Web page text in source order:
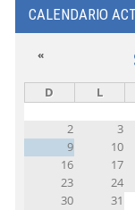
CALENDARIO
«
D L
2
3
9
10
16
17
23
24
30
31